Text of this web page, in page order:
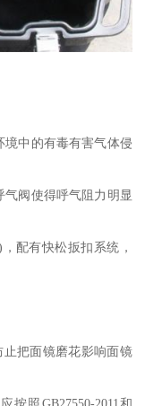
境中的有毒有害气体侵
气阀使得呼气阻力明显
配有快松扳扣系统，
把面镜磨花影响面镜
照GB27550-2011和